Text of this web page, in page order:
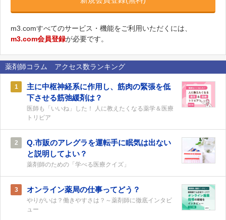
m3.comすべてのサービス・機能をご利用いただくには、
m3.com会員登録が必要です。
薬剤師コラム アクセス数ランキング
1
主に中枢神経系に作用し、筋肉の緊張を低
下させる筋弛緩剤は？
医師も「いいね」した！ 人に教えたくなる薬学＆医療
トリビア
2
Q.市販のアレグラを運転手に眠気は出ない
と説明してよい？
薬剤師のための「学べる医療クイズ」
3 オンライン薬局の仕事ってどう？
やりがいは？働きやすさは？～薬剤師に徹底インタビ
ュー